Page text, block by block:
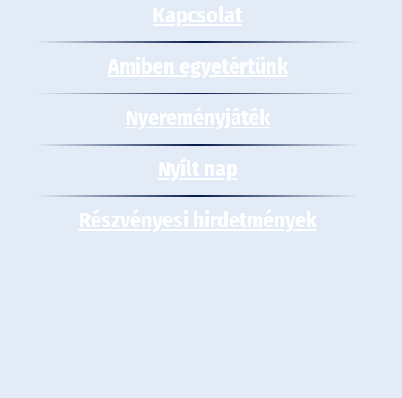
Kapcsolat
Amiben egyetértünk
Nyereményjáték
Nyílt nap
Részvényesi hirdetmények